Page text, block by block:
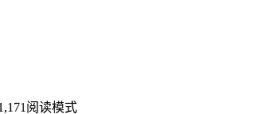
阅读模式